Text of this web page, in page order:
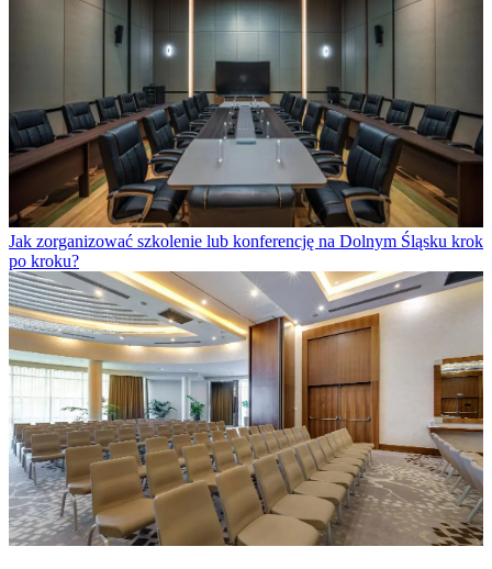
Jak zorganizować szkolenie lub konferencję na Dolnym Śląsku krok
po kroku?